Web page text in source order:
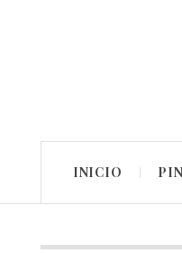
INICIO